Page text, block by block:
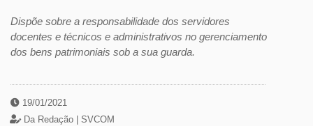
Dispõe sobre a responsabilidade dos servidores
docentes e técnicos e administrativos no gerenciamento
dos bens patrimoniais sob a sua guarda.
19/01/2021
Da Redação | SVCOM